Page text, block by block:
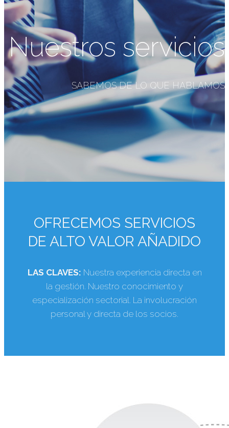
Nuestros servicios
SABEMOS DE LO QUE HABLAMOS
OFRECEMOS SERVICIOS
DE ALTO VALOR AÑADIDO
LAS CLAVES: Nuestra experiencia directa en
la gestión. Nuestro conocimiento y
especialización sectorial. La involucración
personal y directa de los socios.